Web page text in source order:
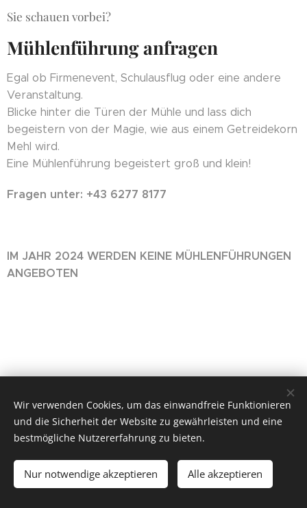
Sie schauen vorbei?
Mühlenführung anfragen
Egal ob Firmenevent, Schulausflug oder eine andere
Veranstaltung.
Blicke hinter die Türen der Mühle und lass dich
begeistern von der Magie, wie aus einem Getreidekorn
Mehl wird.
Eine Mühlenführung begeistert groß und klein!
Fragen unter: +43 6277 8177
IM JAHR 2024 WERDEN KEINE MÜHLENFÜHRUNGEN
ANGEBOTEN
Renzl Mühle
Alle Rechte vorbehalten 2026
Datenschutz
Impressum
Wir verwenden Cookies, um das einwandfreie Funktionieren
und die Sicherheit der Website zu gewährleisten und eine
bestmögliche Nutzererfahrung zu bieten.
Nur notwendige akzeptieren Alle akzeptieren